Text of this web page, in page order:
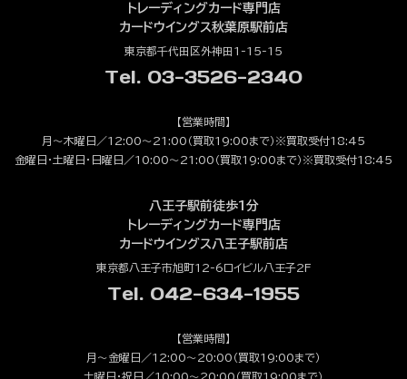
トレーディングカード専門店
カードウイングス秋葉原駅前店
東京都千代田区外神田1-15-15
Tel. 03-3526-2340
【営業時間】
月～木曜日／12:00～21:00（買取19:00まで）※買取受付18:45
金曜日・土曜日・日曜日／10:00～21:00（買取19:00まで）※買取受付18:45
八王子駅前徒歩1分
トレーディングカード専門店
カードウイングス八王子駅前店
東京都八王子市旭町12-6ロイビル八王子2F
Tel. 042-634-1955
【営業時間】
月～金曜日／12:00～20:00（買取19:00まで）
土曜日・祝日／10:00～20:00（買取19:00まで）